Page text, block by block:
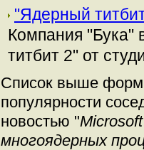
"Ядерный
Компания "Бука"
титбит 2" от
Список выше
популярности
новостью "
многоядерных